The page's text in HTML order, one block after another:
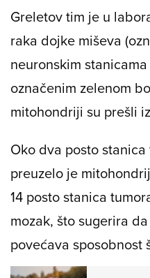
Greletov tim je u
raka dojke miševa
neuronskim
označenim zelenom
mitohondriji su prešli
Oko dva posto
preuzelo je
14 posto stanica
mozak, što sugerira
povećava sposobnost